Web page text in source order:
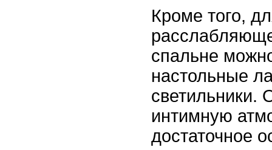
Кроме того,
спальне
настольные
светильники.
интимную
достаточное